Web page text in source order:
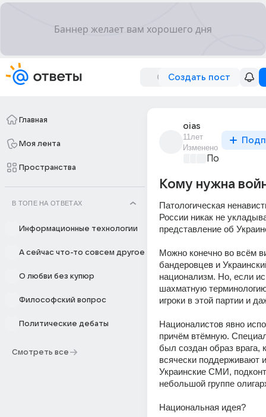
Создать пост
Главная
Моя лента
Пространства
В ТОПЕ НА ОТВЕТАХ
Информационные технологии
А сейчас что-то совсем другое
О любви без купюр
Философский вопрос
Политические дебаты
Смотреть все
oias
11лет
Изменено
Кому нужна
Патологическая
России никак не
представление об
Можно конечно во всём
бандеровцев и
национализм. Но, если
шахматную
игроки в этой партии и
Националистов явно
причём втёмную.
был создан образ врага,
всячески поддерживают
Украинские СМИ,
небольшой группе
Национальная идея?